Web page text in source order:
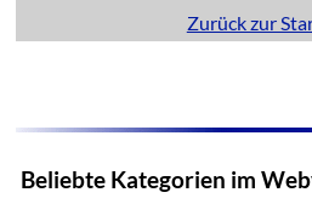
Zurück zur
Beliebte Kategorien im